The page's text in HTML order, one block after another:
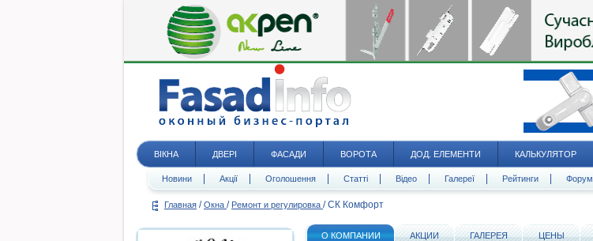
ВІКНА ДВЕРІ ФАСАДИ ВОРОТА ДОД. ЕЛЕМЕНТИ КАЛЬКУЛЯТОР
Новини Акції Оголошення Статті Відео Галереї Рейтинги Форум
Главная / Окна / Ремонт и регулировка / СК Комфорт
О КОМПАНИИ АКЦИИ ГАЛЕРЕЯ ЦЕНЫ